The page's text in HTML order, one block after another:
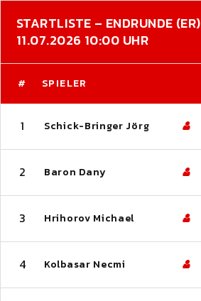
STARTLISTE – ENDRUNDE (ER)
11.07.2026 10:00 UHR
# SPIELER
1 Schick-Bringer Jörg
2 Baron Dany
3 Hrihorov Michael
4 Kolbasar Necmi